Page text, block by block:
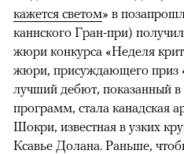
кажется светом» в
каннского Гран-при)
жюри конкурса «Неделя
жюри, присуждающего приз
лучший дебют, показанный
программ, стала канадская
Шокри, известная в узких
Ксавье Долана. Раньше,